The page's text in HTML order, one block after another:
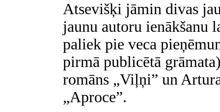
Atsevišķi jāmin divas
jaunu autoru ienākšanu
paliek pie veca
pirmā publicētā
romāns „Viļņi” un
„Aproce”.